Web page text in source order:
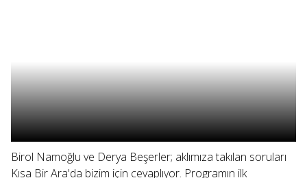
Birol Namoğlu ve Derya Beşerler; aklımıza takılan soruları
Kısa Bir Ara'da bizim için cevaplıyor. Programın ilk